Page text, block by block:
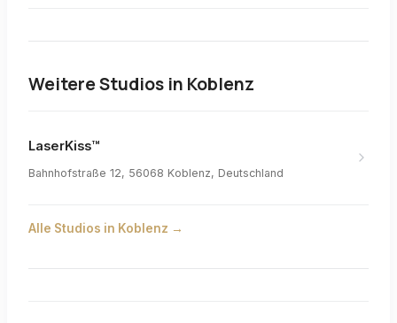
Weitere Studios in Koblenz
LaserKiss™
Bahnhofstraße 12, 56068 Koblenz, Deutschland
Alle Studios in Koblenz →